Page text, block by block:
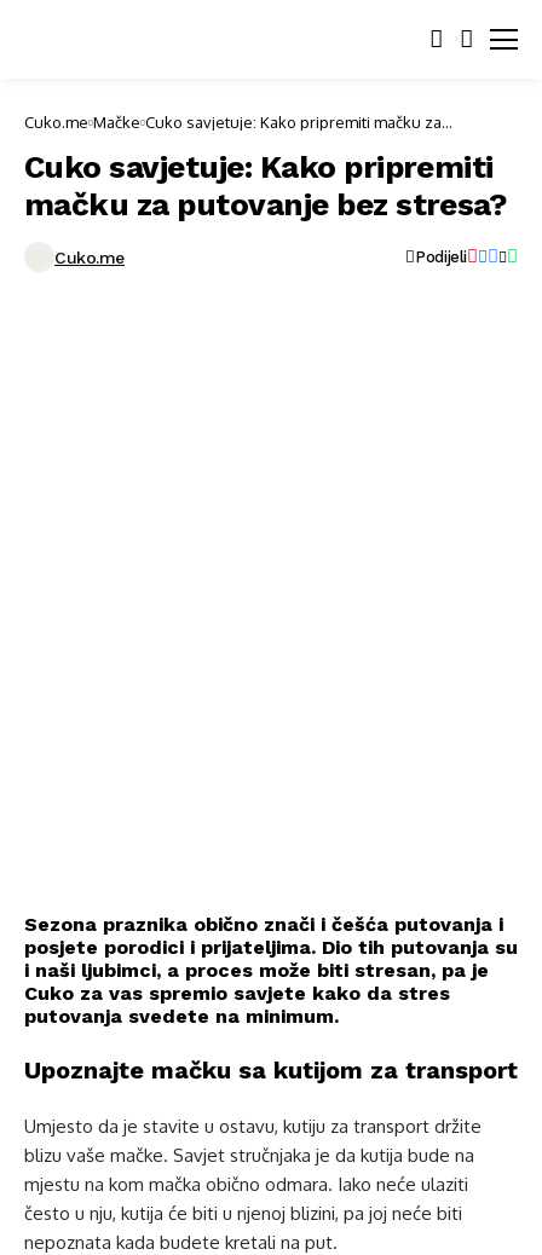
Cuko.me Mačke Cuko savjetuje: Kako pripremiti mačku za
Cuko savjetuje: Kako pripremiti
mačku za putovanje bez stresa?
Cuko.me Podijeli
Sezona praznika obično znači i češća putovanja i
posjete porodici i prijateljima. Dio tih putovanja su
i naši ljubimci, a proces može biti stresan, pa je
Cuko za vas spremio savjete kako da stres
putovanja svedete na minimum.
Upoznajte mačku sa kutijom za transport
Umjesto da je stavite u ostavu, kutiju za transport držite
blizu vaše mačke. Savjet stručnjaka je da kutija bude na
mjestu na kom mačka obično odmara. Iako neće ulaziti
često u nju, kutija će biti u njenoj blizini, pa joj neće biti
nepoznata kada budete kretali na put.